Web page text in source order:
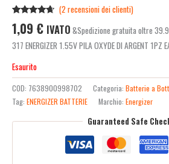
4.50 su 5
su base
di
(2 recensioni dei clienti)
1,09 € IVATO &Spedizione gratuita oltre
317 ENERGIZER 1.55V PILA OXYDE DI ARGENT
Esaurito
COD: 7638900998702 Categoria: Batterie a
Tag: ENERGIZER BATTERIE Marchio: Energizer
Guaranteed Safe